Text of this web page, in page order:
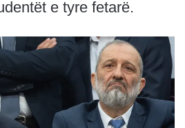
e tyre fetarë.